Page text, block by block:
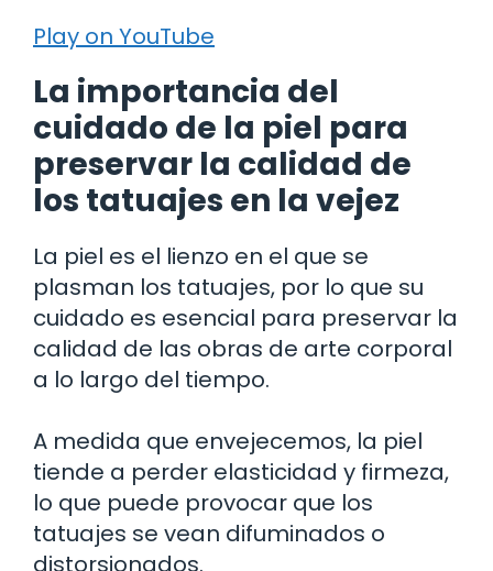
Play on YouTube
La importancia del
cuidado de la piel para
preservar la calidad de
los tatuajes en la vejez
La piel es el lienzo en el que se
plasman los tatuajes, por lo que su
cuidado es esencial para preservar la
calidad de las obras de arte corporal
a lo largo del tiempo.
A medida que envejecemos, la piel
tiende a perder elasticidad y firmeza,
lo que puede provocar que los
tatuajes se vean difuminados o
distorsionados.